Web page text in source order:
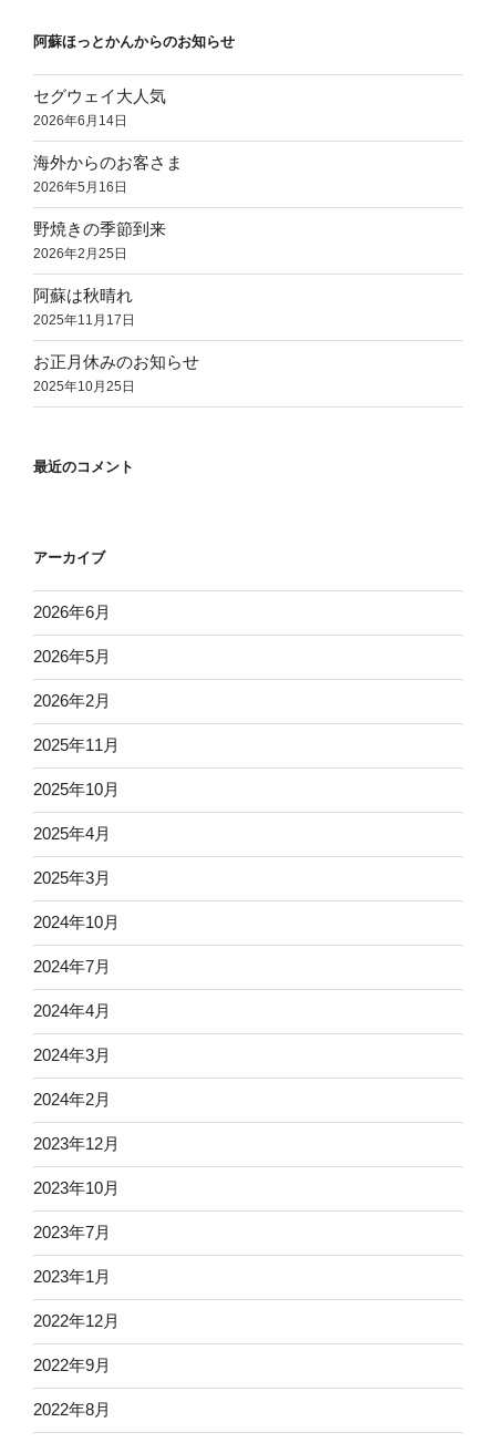
阿蘇ほっとかんからのお知らせ
セグウェイ大人気
2026年6月14日
海外からのお客さま
2026年5月16日
野焼きの季節到来
2026年2月25日
阿蘇は秋晴れ
2025年11月17日
お正月休みのお知らせ
2025年10月25日
最近のコメント
アーカイブ
2026年6月
2026年5月
2026年2月
2025年11月
2025年10月
2025年4月
2025年3月
2024年10月
2024年7月
2024年4月
2024年3月
2024年2月
2023年12月
2023年10月
2023年7月
2023年1月
2022年12月
2022年9月
2022年8月